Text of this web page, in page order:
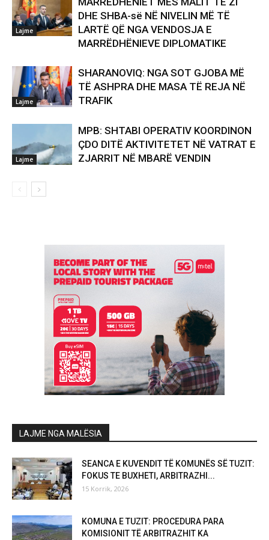
Lajme
DHE SHBA-së NË NIVELIN MË TË
LARTË QË NGA VENDOSJA E
MARRËDHËNIEVE DIPLOMATIKE
Lajme
SHARANOVIQ: NGA SOT GJOBA MË
TË ASHPRA DHE MASA TË REJA NË
TRAFIK
Lajme
MPB: SHTABI OPERATIV KOORDINON
ÇDO DITË AKTIVITETET NË VATRAT E
ZJARRIT NË MBARË VENDIN
LAJME NGA MALËSIA
SEANCA E KUVENDIT TË KOMUNËS SË TUZIT:
FOKUS TE BUXHETI, ARBITRAZHI...
15 Korrik, 2026
KOMUNA E TUZIT: PROCEDURA PARA
KOMISIONIT TË ARBITRAZHIT KA